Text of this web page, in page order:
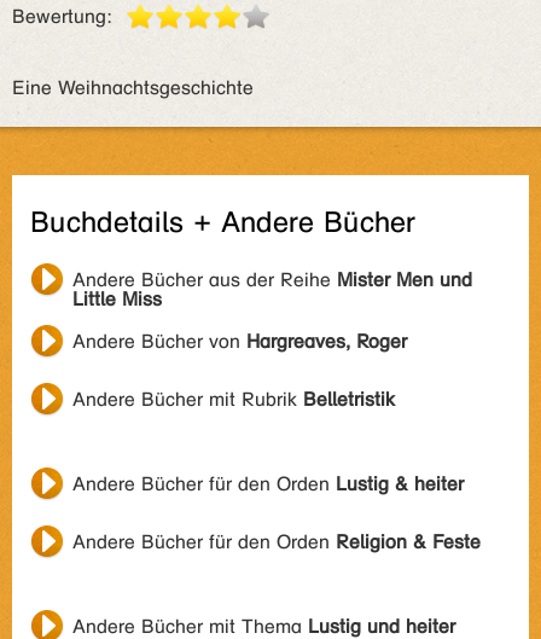
Bewertung:
Eine Weihnachtsgeschichte
Buchdetails + Andere Bücher
Andere Bücher aus der Reihe Mister Men und
Little Miss
Andere Bücher von Hargreaves, Roger
Andere Bücher mit Rubrik Belletristik
Andere Bücher für den Orden Lustig & heiter
Andere Bücher für den Orden Religion & Feste
Andere Bücher mit Thema Lustig und heiter